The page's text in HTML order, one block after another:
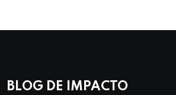
BLOG DE IMPACTO